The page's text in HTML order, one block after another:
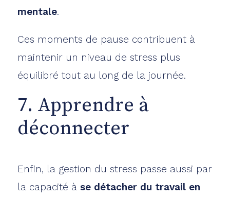
mentale.
Ces moments de pause contribuent à
maintenir un niveau de stress plus
équilibré tout au long de la journée.
7. Apprendre à
déconnecter
Enfin, la gestion du stress passe aussi par
la capacité à se détacher du travail en